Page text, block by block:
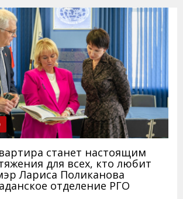
станет настоящим
для всех, кто любит
Лариса Поликанова
отделение РГО